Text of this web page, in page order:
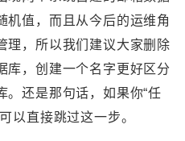
机值，而且从今后的运维角
理，所以我们建议大家删除
库，创建一个名字更好区分
。还是那句话，如果你“任
以直接跳过这一步。